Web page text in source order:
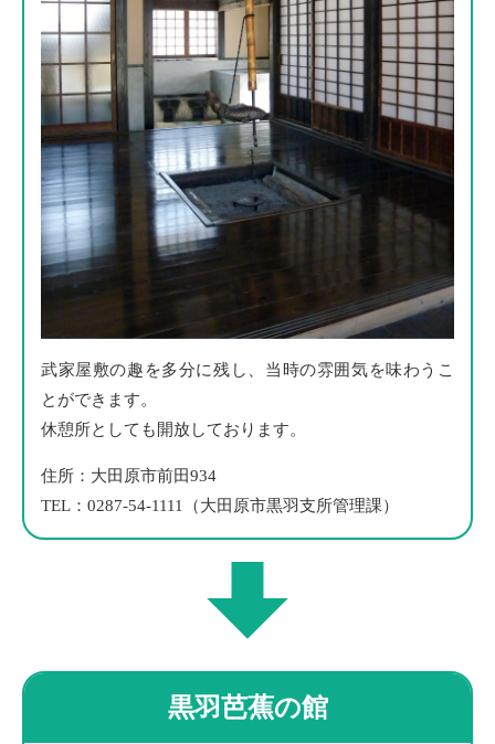
武家屋敷の趣を多分に残し、当時の雰囲気を味わうこ
とができます。
休憩所としても開放しております。
住所：大田原市前田934
TEL：0287-54-1111（大田原市黒羽支所管理課）
黒羽芭蕉の館